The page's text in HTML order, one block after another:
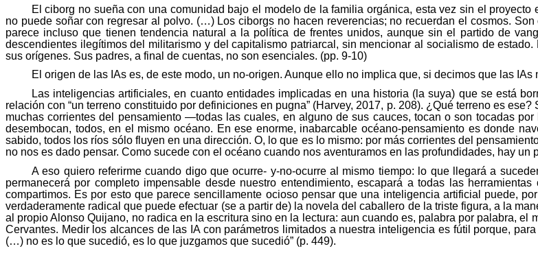
El ciborg no sueña con una comunidad bajo el modelo de la familia orgánica, esta vez sin el proyecto
no puede soñar con regresar al polvo. (…) Los ciborgs no hacen reverencias; no recuerdan el cosmos. Son
parece incluso que tienen tendencia natural a la política de frentes unidos, aunque sin el partido de
descendientes ilegítimos del militarismo y del capitalismo patriarcal, sin mencionar al socialismo de
sus orígenes. Sus padres, a final de cuentas, no son esenciales. (pp. 9-10)
El origen de las IAses, de este modo, un no-origen. Aunque ello no implica que, si decimos que las IAs
Las inteligencias artificiales, en cuanto entidades implicadas en una historia (la suya) que se está
relación con “un terreno constituido por definiciones en pugna” (Harvey, 2017, p. 208). ¿Qué terreno es
muchas corrientes del pensamiento —todas las cuales, en alguno de sus cauces, tocan o son tocadas
desembocan, todos, en el mismo océano. En ese enorme, inabarcable océano-pensamiento es donde
sabido, todos los ríos sólo fluyen en una dirección. O, lo que es lo mismo: por más corrientes del
no nos es dado pensar. Como sucede con el océano cuando nos aventuramos en las profundidades, hay un
A eso quiero referirme cuando digo que ocurre- y-no-ocurre al mismo tiempo: lo que llegará a
permanecerá por completo impensable desde nuestro entendimiento, escapará a todas las
compartimos. Es por esto que parece sencillamente ocioso pensar que una inteligencia artificial puede,
verdaderamente radical que puede efectuar (se a partir de) la novela del caballero de la triste figura, a la
al propio Alonso Quijano, no radica en la escritura sino en la lectura: aun cuando es, palabra por palabra, el
Cervantes. Medir los alcances de las IA con parámetros limitados a nuestra inteligencia es fútil porque,
(…) no es lo que sucedió, es lo que juzgamos que sucedió” (p. 449).